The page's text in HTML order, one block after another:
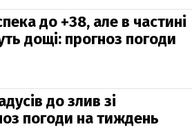
до +38, але в частині
дощі: прогноз погоди
до злив зі
погоди на тиждень